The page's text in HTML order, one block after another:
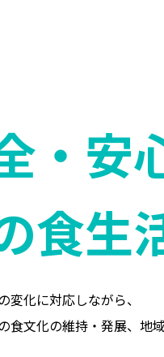
・安
食生
化に対応しながら、
食文化の維持・発展、地